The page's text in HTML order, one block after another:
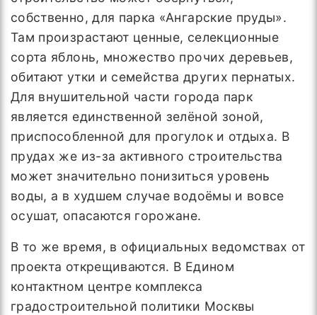
собственно, для парка «Ангарские пруды».
Там произрастают ценные, селекционные
сорта яблонь, множество прочих деревьев,
обитают утки и семейства других пернатых.
Для внушительной части города парк
является единственной зелёной зоной,
приспособленной для прогулок и отдыха. В
прудах же из-за активного строительства
может значительно понизиться уровень
воды, а в худшем случае водоёмы и вовсе
осушат, опасаются горожане.
В то же время, в официальных ведомствах от
проекта открещиваются. В Едином
контактном центре комплекса
градостроительной политики Москвы